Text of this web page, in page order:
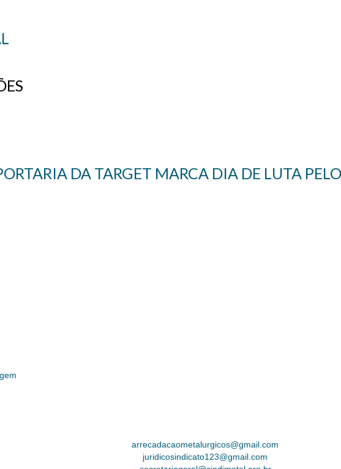
DA TARGET MARCA DIA DE LUTA
arrecadacaometalurgicos@gmail.com
juridicosindicato123@gmail.com